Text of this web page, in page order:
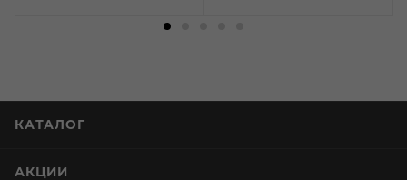
КАТАЛОГ
АКЦИИ